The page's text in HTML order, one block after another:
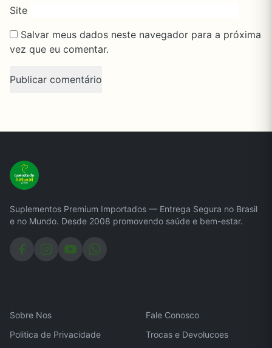
Site
Salvar meus dados neste navegador para a próxima
vez que eu comentar.
Suplementos Premium Importados — Entrega Segura no Brasil
e no Mundo. Desde 2008 promovendo saúde e bem-estar.
Sobre Nos
Politica de Privacidade
Fale Conosco
Trocas e Devolucoes